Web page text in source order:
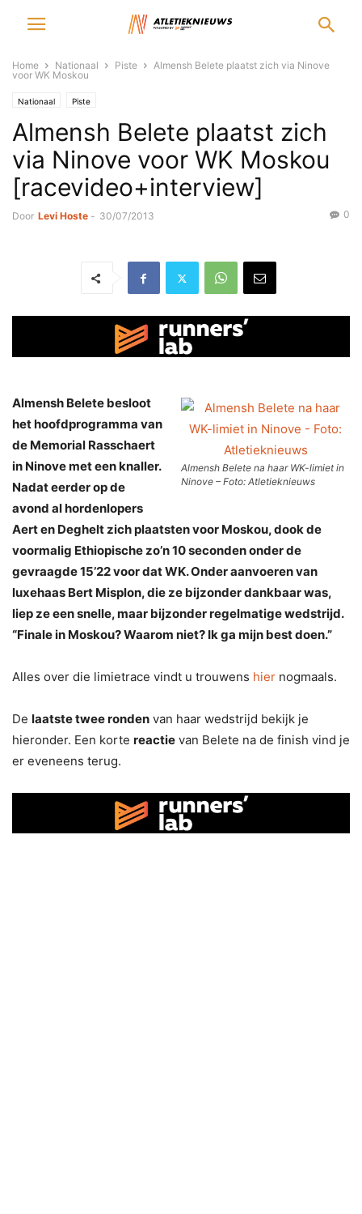
Home Nationaal Piste
Almensh Belete plaatst zich via Ninove
voor WK Moskou
Nationaal Piste
Almensh Belete plaatst zich
via Ninove voor WK Moskou
[racevideo+interview]
Door Levi Hoste - 30/07/2013 0
Almensh Belete na haar WK-limiet in
Ninove – Foto: Atletieknieuws
Almensh Belete besloot
het hoofdprogramma van
de Memorial Rasschaert
in Ninove met een knaller.
Nadat eerder op de
avond al hordenlopers
Aert en Deghelt zich plaatsten voor Moskou, dook de
voormalig Ethiopische zo’n 10 seconden onder de
gevraagde 15’22 voor dat WK. Onder aanvoeren van
luxehaas Bert Misplon, die ze bijzonder dankbaar was,
liep ze een snelle, maar bijzonder regelmatige wedstrijd.
“Finale in Moskou? Waarom niet? Ik ga mijn best doen.”
Alles over die limietrace vindt u trouwens hier nogmaals.
De laatste twee ronden van haar wedstrijd bekijk je
hieronder. Een korte reactie van Belete na de finish vind je
er eveneens terug.